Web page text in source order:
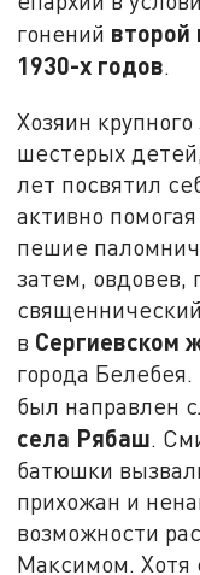
гонений второй
1930-х годов.
Хозяин
шестерых
лет посвятил
активно
пешие
затем, овдовев,
в Сергиевском
города
был направлен
села Рябаш.
батюшки
прихожан и
возможности
Максимом. Хотя